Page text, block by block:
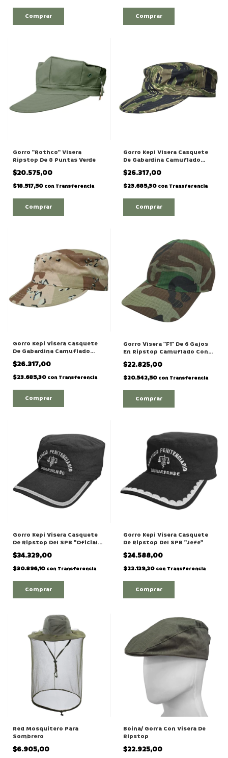
Comprar Comprar
Gorro "Rothco" Visera
Ripstop De 8 Puntas Verde
$20.575,00
$18.517,50 con Transferencia
Comprar
Gorro Kepi Visera Casquete
De Gabardina Camuflado
Tiger
$26.317,00
$23.685,30 con Transferencia
Comprar
Gorro Kepi Visera Casquete
De Gabardina Camuflado
Desert 4 Colores
$26.317,00
$23.685,30 con Transferencia
Comprar
Gorro Visera "F1" De 6 Gajos
En Ripstop Camuflado Con
Regulador
$22.825,00
$20.542,50 con Transferencia
Comprar
Gorro Kepi Visera Casquete
De Ripstop Del SPB "Oficial
Subalterno"
$34.329,00
$30.896,10 con Transferencia
Gorro Kepi Visera Casquete
De Ripstop Del SPB "Jefe"
$24.588,00
$22.129,20 con Transferencia
Red Mosquitero Para
Sombrero
$6.905,00
Boina/ Gorra Con Visera De
Ripstop
$22.925,00